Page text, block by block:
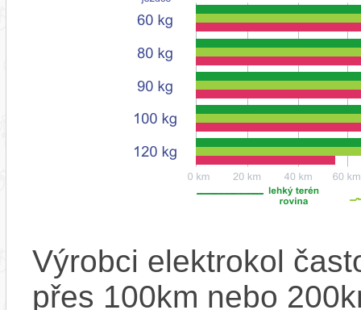
Výrobci elektrokol
přes 100km nebo